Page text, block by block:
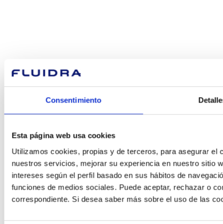
Consentimiento
Esta página web usa cookies
Utilizamos cookies, propias y de terceros, para asegurar el
nuestros servicios, mejorar su experiencia en nuestro sitio
intereses según el perfil basado en sus hábitos de
funciones de medios sociales. Puede aceptar, rechazar o
correspondiente. Si desea saber más sobre el uso de las
podemos
ayudarte?
Contacto
Encuentre Fluidra
en su país